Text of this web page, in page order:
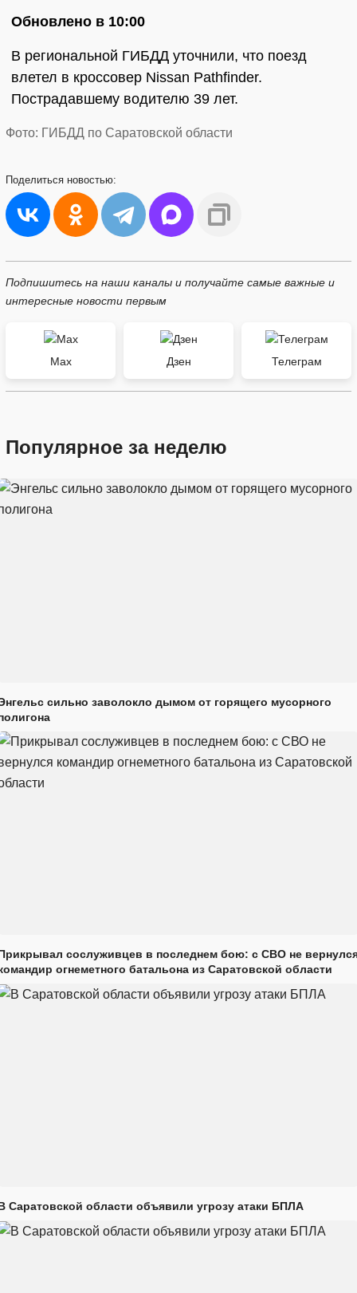
Обновлено в 10:00
В региональной ГИБДД уточнили, что поезд
влетел в кроссовер Nissan Pathfinder.
Пострадавшему водителю 39 лет.
Фото: ГИБДД по Саратовской области
Поделиться новостью:
Подпишитесь на наши каналы и получайте самые важные и
интересные новости первым
Max Дзен Телеграм
Популярное за неделю
сильно заволокло дымом от горящего мусорного
сослуживцев в последнем бою: с СВО не
огнеметного батальона из Саратовской области
Саратовской области объявили угрозу атаки БПЛА